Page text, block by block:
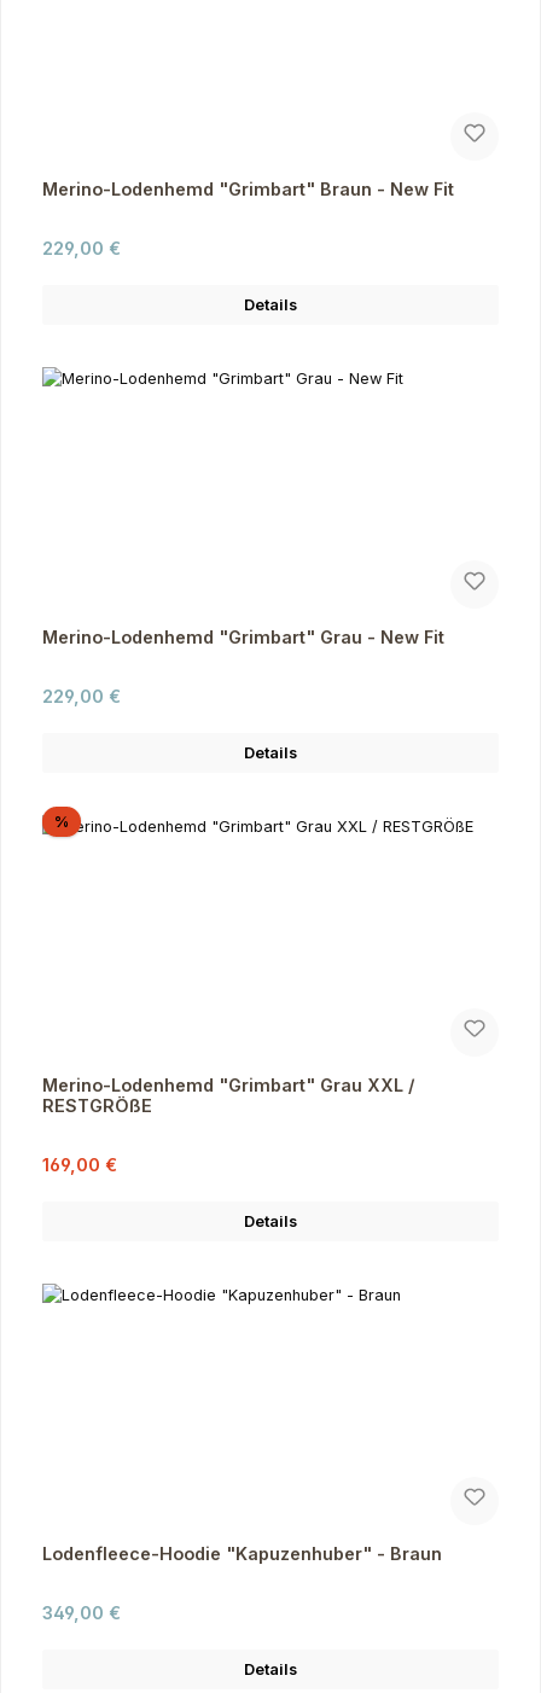
Merino-Lodenhemd "Grimbart" Braun - New Fit
Regulärer Preis:
229,00 €
Details
Merino-Lodenhemd "Grimbart" Grau - New Fit
Regulärer Preis:
229,00 €
Details
%Rabatt
Merino-Lodenhemd "Grimbart" Grau XXL /
RESTGRÖßE
Verkaufspreis:
169,00 €
Details
Lodenfleece-Hoodie "Kapuzenhuber" - Braun
Regulärer Preis:
349,00 €
Details